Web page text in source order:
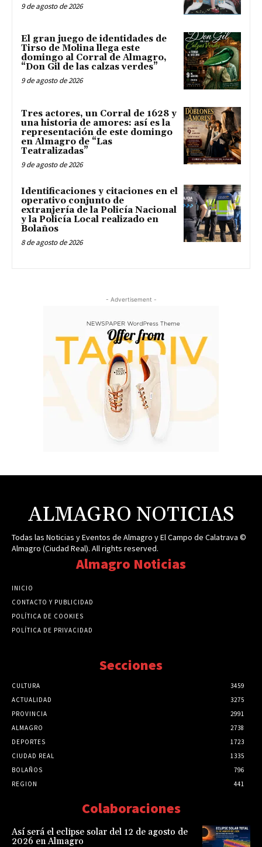
9 de agosto de 2026
El gran juego de identidades de
Tirso de Molina llega este
domingo al Corral de Almagro,
“Don Gil de las calzas verdes”
9 de agosto de 2026
Tres actores, un Corral de 1628 y
una historia de amores: así es la
representación de este domingo
en Almagro de “Las
Teatralizadas”
9 de agosto de 2026
Identificaciones y citaciones en el
operativo conjunto de
extranjería de la Policía Nacional
y la Policía Local realizado en
Bolaños
8 de agosto de 2026
- Advertisement -
ALMAGRO NOTICIAS
Todas las Noticias y Eventos de Almagro y El Campo de Calatrava ©
Almagro (Ciudad Real). All rights reserved.
Almagro Noticias
INICIO
CONTACTO Y PUBLICIDAD
POLÍTICA DE COOKIES
POLÍTICA DE PRIVACIDAD
Secciones
CULTURA
3459
ACTUALIDAD
3275
PROVINCIA
2991
ALMAGRO
2738
DEPORTES
1723
CIUDAD REAL
1335
BOLAÑOS
796
REGION
441
Colaboraciones
Así será el eclipse solar del 12 de agosto de
2026 en Almagro